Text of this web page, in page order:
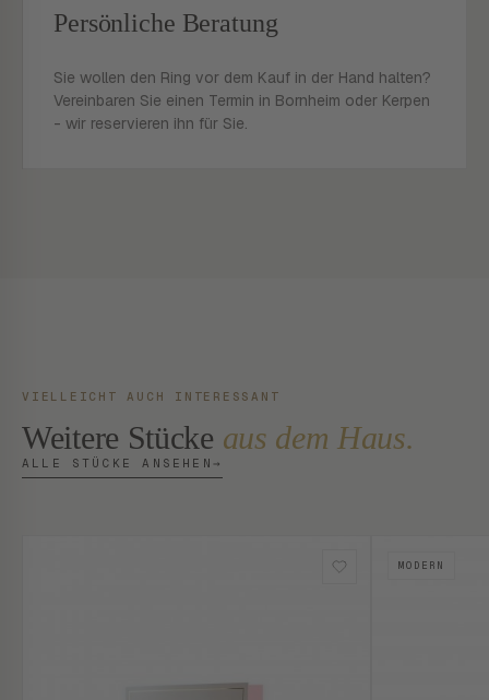
Persönliche Beratung
Sie wollen den Ring vor dem Kauf in der Hand halten?
Vereinbaren Sie einen Termin in Bornheim oder Kerpen
- wir reservieren ihn für Sie.
VIELLEICHT AUCH INTERESSANT
Weitere Stücke aus dem Haus.
ALLE STÜCKE ANSEHEN →
MODERN